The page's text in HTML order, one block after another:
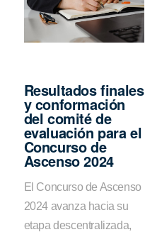
Resultados finales
y conformación
del comité de
evaluación para el
Concurso de
Ascenso 2024
El Concurso de Ascenso
2024 avanza hacia su
etapa descentralizada,